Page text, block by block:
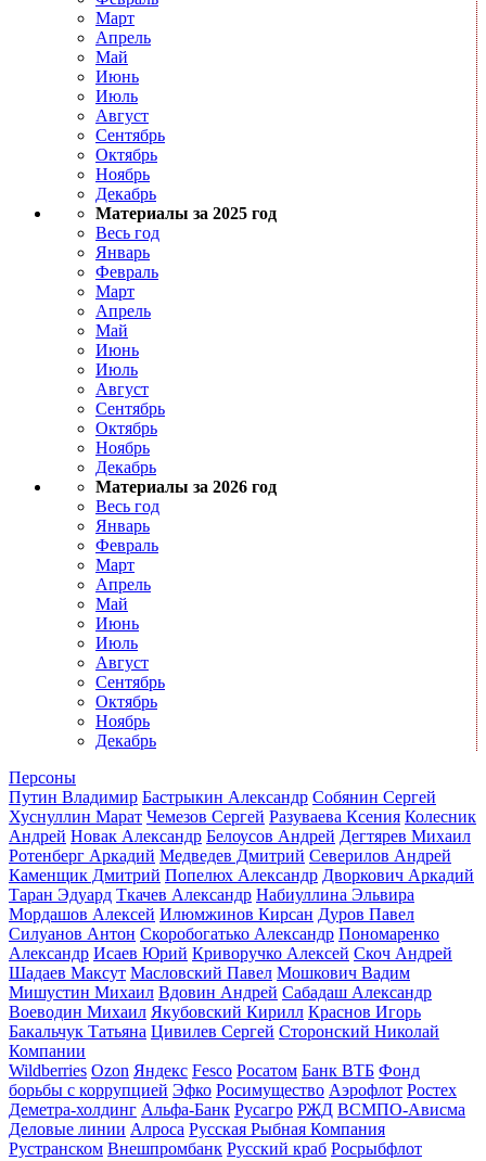
Март
Апрель
Май
Июнь
Июль
Август
Сентябрь
Октябрь
Ноябрь
Декабрь
Материалы за 2025 год
Весь год
Январь
Февраль
Март
Апрель
Май
Июнь
Июль
Август
Сентябрь
Октябрь
Ноябрь
Декабрь
Материалы за 2026 год
Весь год
Январь
Февраль
Март
Апрель
Май
Июнь
Июль
Август
Сентябрь
Октябрь
Ноябрь
Декабрь
Персоны
Путин Владимир Бастрыкин Александр Собянин Сергей
Хуснуллин Марат Чемезов Сергей Разуваева Ксения Колесник
Андрей Новак Александр Белоусов Андрей Дегтярев Михаил
Ротенберг Аркадий Медведев Дмитрий Северилов Андрей
Каменщик Дмитрий Попелюх Александр Дворкович Аркадий
Таран Эдуард Ткачев Александр Набиуллина Эльвира
Мордашов Алексей Илюмжинов Кирсан Дуров Павел
Силуанов Антон Скоробогатько Александр Пономаренко
Александр Исаев Юрий Криворучко Алексей Скоч Андрей
Шадаев Максут Масловский Павел Мошкович Вадим
Мишустин Михаил Вдовин Андрей Сабадаш Александр
Воеводин Михаил Якубовский Кирилл Краснов Игорь
Бакальчук Татьяна Цивилев Сергей Сторонский Николай
Компании
Wildberries Ozon Яндекс Fesco Росатом Банк ВТБ Фонд
борьбы с коррупцией Эфко Росимущество Аэрофлот Ростех
Деметра-холдинг Альфа-Банк Русагро РЖД ВСМПО-Ависма
Деловые линии Алроса Русская Рыбная Компания
Рустранском Внешпромбанк Русский краб Росрыбфлот